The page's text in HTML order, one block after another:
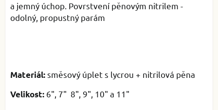
a jemný úchop. Povrstvení pěnovým nitrilem -
odolný, propustný parám
Materiál:směsový úplet s lycrou + nitrilová pěna
Velikost: 6", 7" 8", 9", 10" a 11"